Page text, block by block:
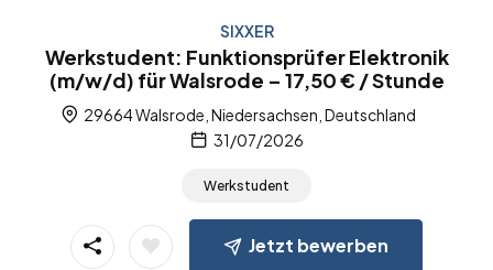
SIXXER
Werkstudent: Funktionsprüfer Elektronik
(m/w/d) für Walsrode – 17,50 € / Stunde
29664 Walsrode, Niedersachsen, Deutschland
31/07/2026
Werkstudent
Jetzt bewerben